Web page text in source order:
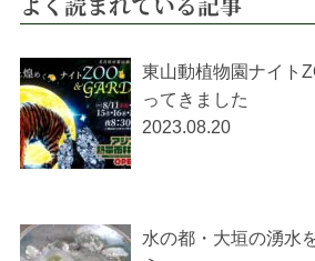
東山動植物園ナイト
ってきました
2023.08.20
水の都・大垣の湧水